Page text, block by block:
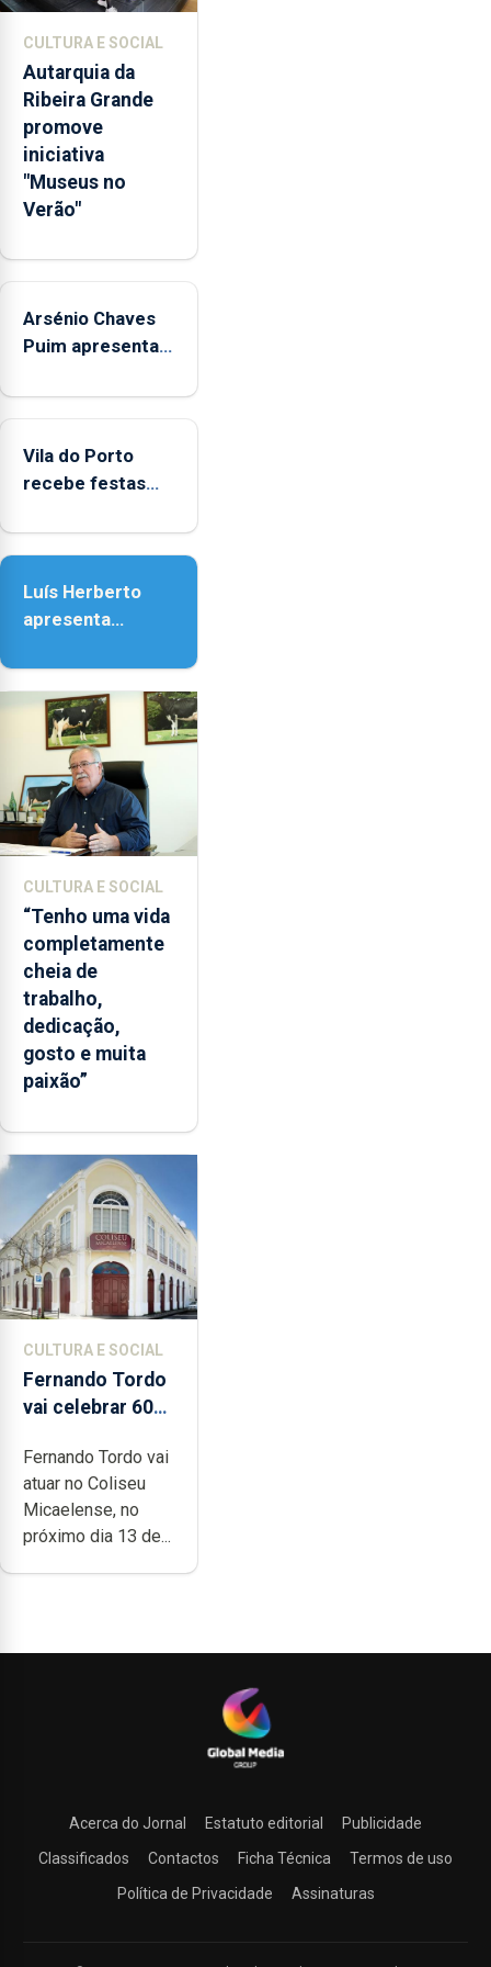
competências
pessoais,
emocionais
e
sociais
junto
das
CULTURA E SOCIAL
Autarquia da
Ribeira Grande
promove
iniciativa
"Museus no
Verão"
Arsénio Chaves
Puim apresenta
Biblioteca de Vila
Vila do Porto
recebe festas
Nossa Senhora
Luís Herberto
apresenta
Paisagem’
CULTURA E SOCIAL
“Tenho uma vida
completamente
cheia de
trabalho,
dedicação,
gosto e muita
paixão”
CULTURA E SOCIAL
Fernando Tordo
vai celebrar 60
no Coliseu
Micaelense
Fernando Tordo vai
atuar no Coliseu
Micaelense, no
próximo dia 13 de...
Acerca do Jornal Estatuto editorial
Publicidade
Classificados
Contactos Ficha Técnica
Termos de uso
Política de Privacidade
Assinaturas